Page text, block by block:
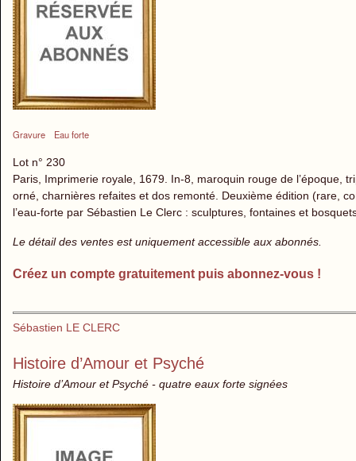
Gravure Eau forte
Lot n° 230
Paris, Imprimerie royale, 1679. In-8, maroquin rouge de l’époque,
orné, charnières refaites et dos remonté. Deuxième édition (rare,
l’eau-forte par Sébastien Le Clerc : sculptures, fontaines et
Le détail des ventes est uniquement accessible aux abonnés.
Créez un compte gratuitement puis abonnez-vous !
Sébastien LE CLERC
Histoire d’Amour et Psyché
Histoire d’Amour et Psyché - quatre eaux forte signées